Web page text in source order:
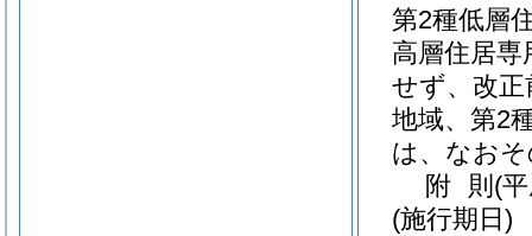
第2種低層
高層住居
せず、改正
地域、第2
は、なお
附 則 (
(施行期日)